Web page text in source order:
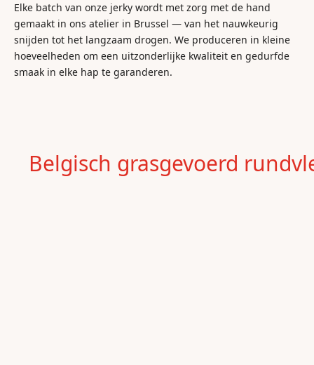
Elke batch van onze jerky wordt met zorg met de hand
gemaakt in ons atelier in Brussel — van het nauwkeurig
snijden tot het langzaam drogen. We produceren in kleine
hoeveelheden om een uitzonderlijke kwaliteit en gedurfde
smaak in elke hap te garanderen.
Belgisch grasgevoerd